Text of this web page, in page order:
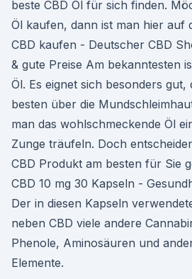
beste CBD Öl für sich finden.
Öl kaufen, dann ist man hier auf
CBD kaufen - Deutscher CBD
& gute Preise Am bekanntesten
Öl. Es eignet sich besonders gut,
besten über die
man das wohlschmeckende Öl
Zunge träufeln. Doch
CBD Produkt am besten für Sie
CBD 10 mg 30 Kapseln -
Der in diesen Kapseln
neben CBD viele andere
Phenole, Aminosäuren und
Elemente.